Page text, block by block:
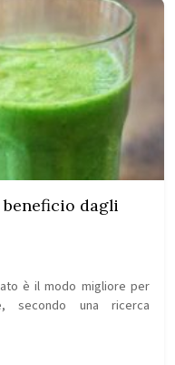
dagli
è il modo migliore per
secondo una ricerca